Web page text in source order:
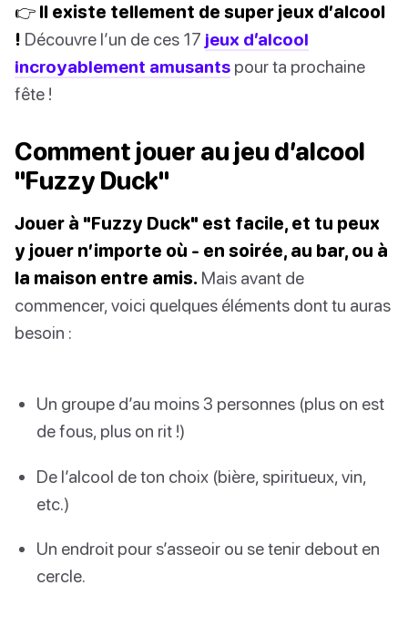
👉 Il existe tellement de super jeux d’alcool
! Découvre l’un de ces 17 jeux d’alcool
incroyablement amusants pour ta prochaine
fête !
Comment jouer au jeu d’alcool
"Fuzzy Duck"
Jouer à "Fuzzy Duck" est facile, et tu peux
y jouer n’importe où - en soirée, au bar, ou à
la maison entre amis. Mais avant de
commencer, voici quelques éléments dont tu auras
besoin :
Un groupe d’au moins 3 personnes (plus on est
de fous, plus on rit !)
De l’alcool de ton choix (bière, spiritueux, vin,
etc.)
Un endroit pour s’asseoir ou se tenir debout en
cercle.